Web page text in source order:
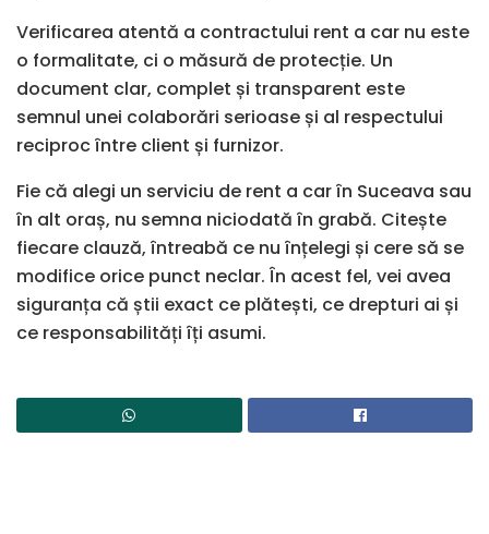
Verificarea atentă a contractului rent a car nu este
o formalitate, ci o măsură de protecție. Un
document clar, complet și transparent este
semnul unei colaborări serioase și al respectului
reciproc între client și furnizor.
Fie că alegi un serviciu de rent a car în Suceava sau
în alt oraș, nu semna niciodată în grabă. Citește
fiecare clauză, întreabă ce nu înțelegi și cere să se
modifice orice punct neclar. În acest fel, vei avea
siguranța că știi exact ce plătești, ce drepturi ai și
ce responsabilități îți asumi.